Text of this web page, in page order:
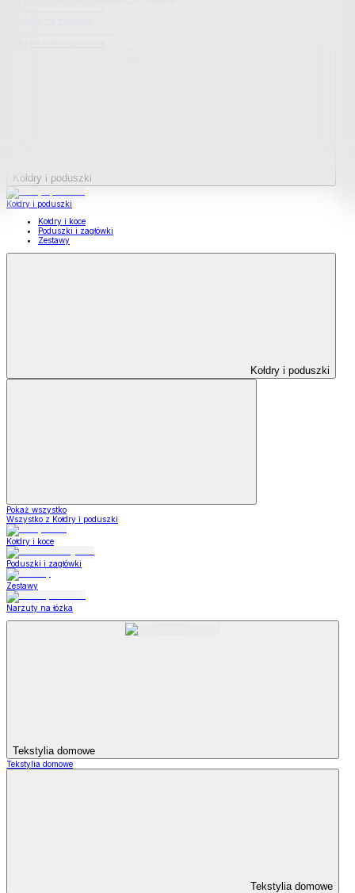
Kołdry i poduszki
Kołdry i poduszki
Kołdry i koce
Poduszki i zagłówki
Zestawy
Kołdry i poduszki
Pokaż wszystko
Wszystko z Kołdry i poduszki
Kołdry i koce
Poduszki i zagłówki
Zestawy
Narzuty na łózka
Tekstylia domowe
Tekstylia domowe
Tekstylia domowe